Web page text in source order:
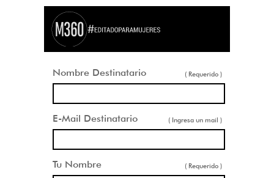
Nombre Destinatario ( Requerido )
E-Mail Destinatario ( Ingresa un mail )
Tu Nombre ( Requerido )